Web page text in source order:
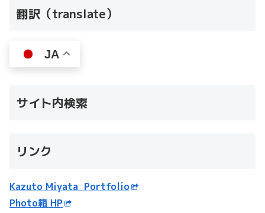
翻訳（translate）
JA
サイト内検索
リンク
Kazuto Miyata Portfolio
Photo箱 HP